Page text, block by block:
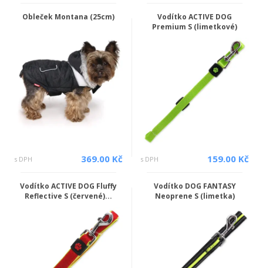
Obleček Montana (25cm)
s DPH 369.00 Kč
Vodítko ACTIVE DOG
Premium S (limetkové)
s DPH 159.00 Kč
Vodítko ACTIVE DOG Fluffy
Reflective S (červené)...
Vodítko DOG FANTASY
Neoprene S (limetka)